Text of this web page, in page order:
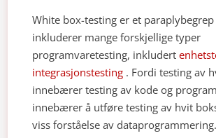
White box-testing er et
inkluderer mange forskjellige typer
programvaretesting, inkludert
integrasjonstesting . Fordi testing av
innebærer testing av kode og
innebærer å utføre testing av hvit
viss forståelse av dataprogrammering.